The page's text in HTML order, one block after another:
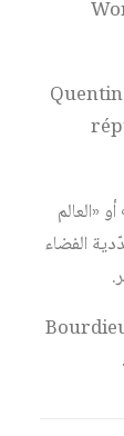
«العالم
الفضاء